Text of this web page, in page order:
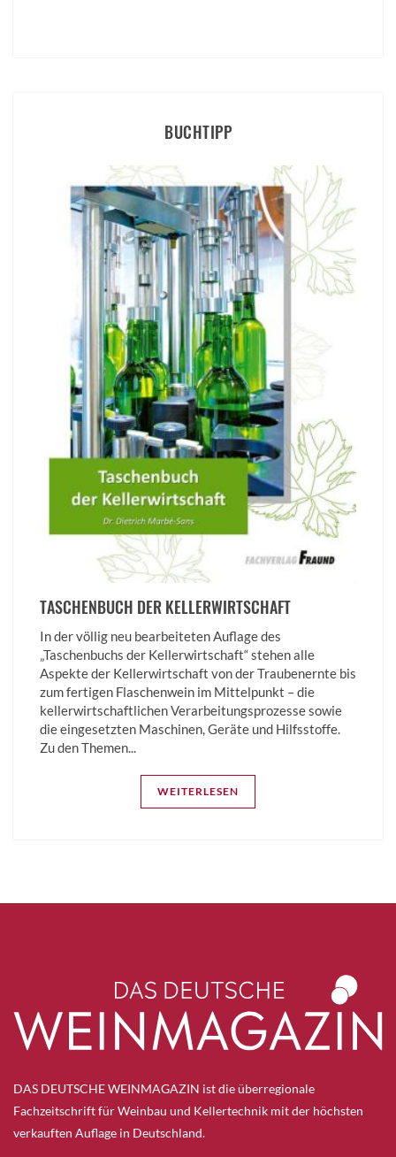
BUCHTIPP
TASCHENBUCH DER KELLERWIRTSCHAFT
In der völlig neu bearbeiteten Auflage des
„Taschenbuchs der Kellerwirtschaft“ stehen alle
Aspekte der Kellerwirtschaft von der Traubenernte bis
zum fertigen Flaschenwein im Mittelpunkt – die
kellerwirtschaftlichen Verarbeitungsprozesse sowie
die eingesetzten Maschinen, Geräte und Hilfsstoffe.
Zu den Themen...
WEITERLESEN
DAS DEUTSCHE WEINMAGAZIN ist die überregionale
Fachzeitschrift für Weinbau und Kellertechnik mit der höchsten
verkauften Auflage in Deutschland.